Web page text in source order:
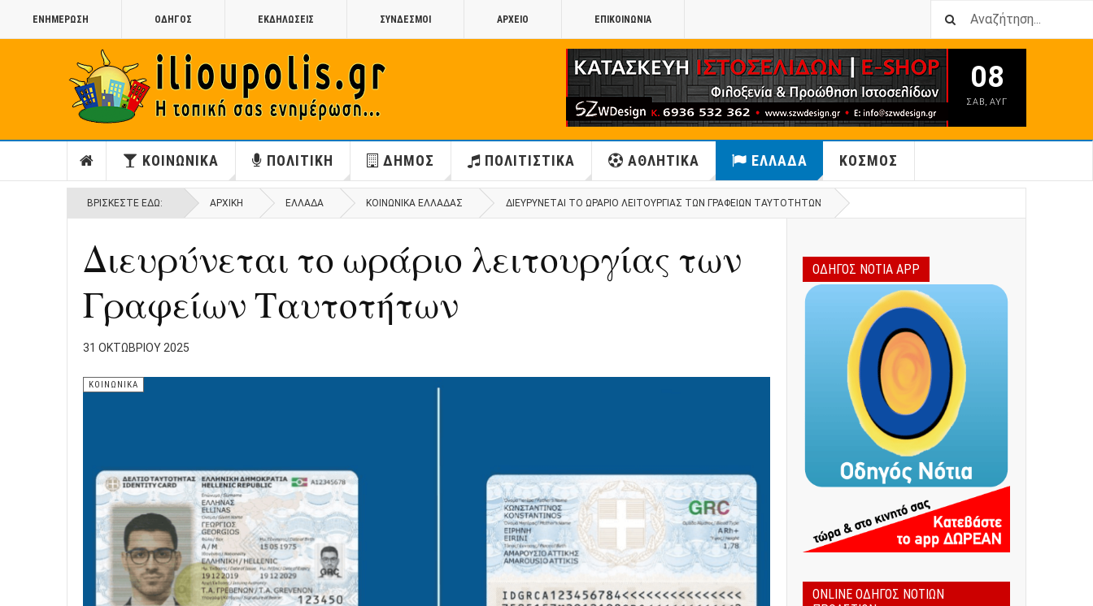
ΕΝΗΜΕΡΩΣΗ ΟΔΗΓΟΣ ΕΚΔΗΛΩΣΕΙΣ ΣΥΝΔΕΣΜΟΙ ΑΡΧΕΙΟ ΕΠΙΚΟΙΝΩΝΙΑ
08
ΣΑΒ,ΑΥΓ
ΚΟΙΝΩΝΙΚΑ ΠΟΛΙΤΙΚΗ ΔΗΜΟΣ ΠΟΛΙΤΙΣΤΙΚΑ ΑΘΛΗΤΙΚΑ ΕΛΛΑΔΑ ΚΟΣΜΟΣ
ΒΡΊΣΚΕΣΤΕ ΕΔΏ: ΑΡΧΙΚΉ ΕΛΛΑΔΑ ΚΟΙΝΩΝΙΚΑ ΕΛΛΑΔΑΣ ΔΙΕΥΡΎΝΕΤΑΙ ΤΟ ΩΡΆΡΙΟ ΛΕΙΤΟΥΡΓΊΑΣ ΤΩΝ ΓΡΑΦΕΊΩΝ ΤΑΥΤΟΤΉΤΩΝ
Διευρύνεται το ωράριο λειτουργίας των
Γραφείων Ταυτοτήτων
31 ΟΚΤΩΒΡΊΟΥ 2025
ΚΟΙΝΩΝΙΚΑ
ΟΔΗΓΟΣ ΝΟΤΙΑ APP
ONLINE ΟΔΗΓΌΣ ΝΟΤΊΩΝ